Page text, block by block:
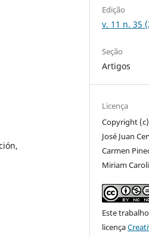
Edição
v. 11 n. 35
Seção
Artigos
Licença
Copyright
José Juan
Carmen
Miriam
Este
licença